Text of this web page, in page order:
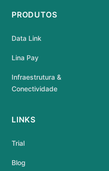
PRODUTOS
Data Link
Lina Pay
Infraestrutura &
Conectividade
LINKS
Trial
Blog